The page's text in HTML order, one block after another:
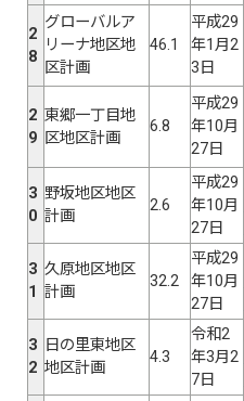
2
8
グローバルア
リーナ地区地
区計画
46.1
平成29
年1月2
3日
2
9
東郷一丁目地
区地区計画
6.8
平成29
年10月
27日
3
0
野坂地区地区
計画
2.6
平成29
年10月
27日
3
1
久原地区地区
計画
32.2
平成29
年10月
27日
3
2
日の里東地区
地区計画
4.3
令和2
年3月2
7日